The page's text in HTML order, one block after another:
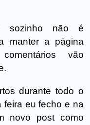
sozinho não é
manter a página
vão
durante todo o
feira eu fecho e na
novo post como